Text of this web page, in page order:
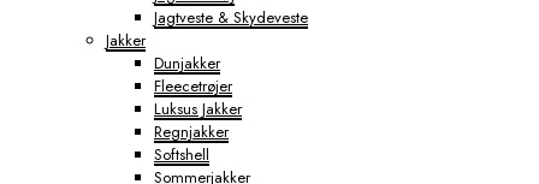
Jagtveste & Skydeveste
Jakker
Dunjakker
Fleecetrøjer
Luksus Jakker
Regnjakker
Softshell
Sommerjakker